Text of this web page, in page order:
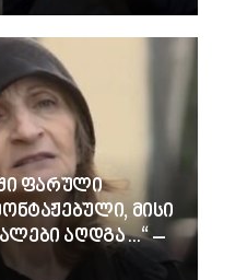
ფარული
მისი
აღდგა…“ –